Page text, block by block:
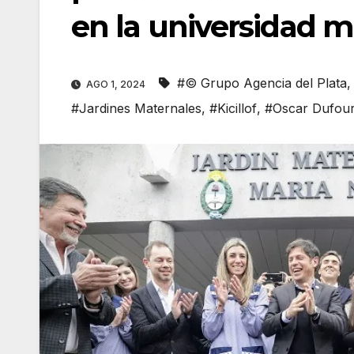
en la universidad
AGO 1, 2024 #© Grupo Agencia del Plata,
#Jardines Maternales, #Kicillof, #Oscar